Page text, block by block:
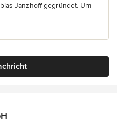
Janzhoff gegründet. Um